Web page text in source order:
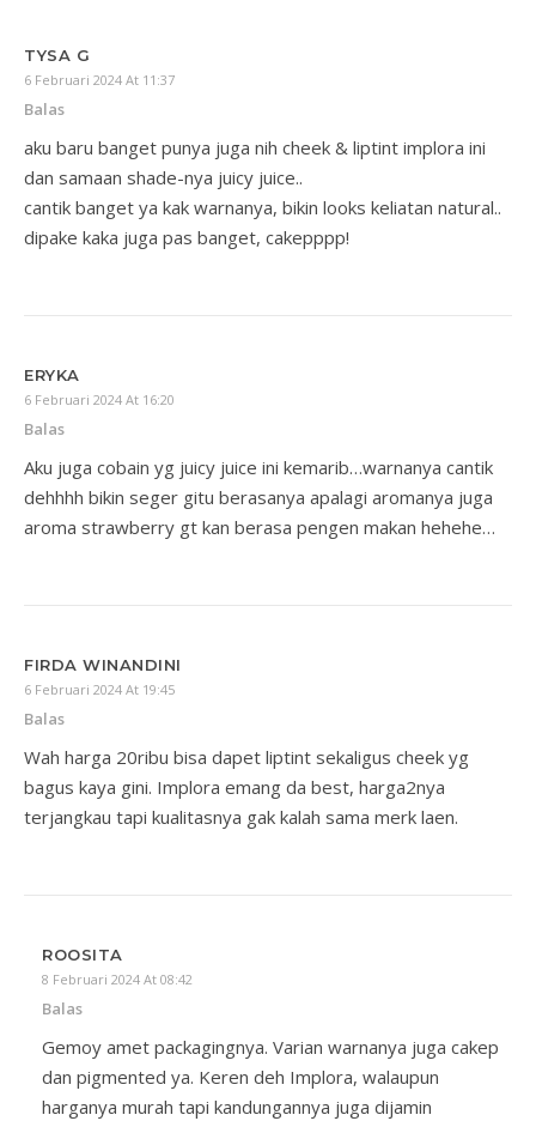
TYSA G
6 Februari 2024 At 11:37
Balas
aku baru banget punya juga nih cheek & liptint implora ini
dan samaan shade-nya juicy juice..
cantik banget ya kak warnanya, bikin looks keliatan natural..
dipake kaka juga pas banget, cakepppp!
ERYKA
6 Februari 2024 At 16:20
Balas
Aku juga cobain yg juicy juice ini kemarib…warnanya cantik
dehhhh bikin seger gitu berasanya apalagi aromanya juga
aroma strawberry gt kan berasa pengen makan hehehe…
FIRDA WINANDINI
6 Februari 2024 At 19:45
Balas
Wah harga 20ribu bisa dapet liptint sekaligus cheek yg
bagus kaya gini. Implora emang da best, harga2nya
terjangkau tapi kualitasnya gak kalah sama merk laen.
ROOSITA
8 Februari 2024 At 08:42
Balas
Gemoy amet packagingnya. Varian warnanya juga cakep
dan pigmented ya. Keren deh Implora, walaupun
harganya murah tapi kandungannya juga dijamin